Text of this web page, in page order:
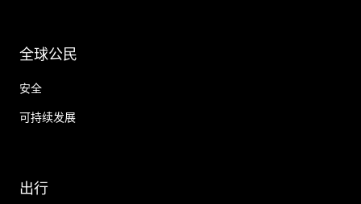
全球公民
安全
可持续发展
出行